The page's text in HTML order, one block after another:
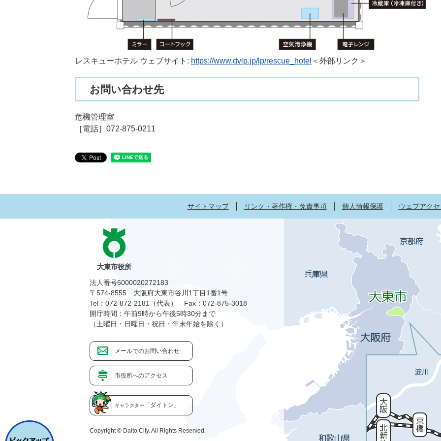
レスキューホテル ウェブサイト: https://www.dvlp.jp/lp/rescue_hotel ＜外部リンク＞
お問い合わせ先
危機管理室
［電話］072-875-0211
サイトマップ リンク・著作権・免責事項 個人情報保護 ウェブアク
大東市役所
法人番号6000020272183
〒574-8555 大阪府大東市谷川1丁目1番1号
Tel：072-872-2181（代表）
Fax：072-875-3018
開庁時間：午前9時から午後5時30分まで
（土曜日・日曜日・祝日・年末年始を除く）
メールでのお問い合わせ
市役所へのアクセス
キャラクター 「ダイトン」
Copyright © Daito City. All Rights Reserved.